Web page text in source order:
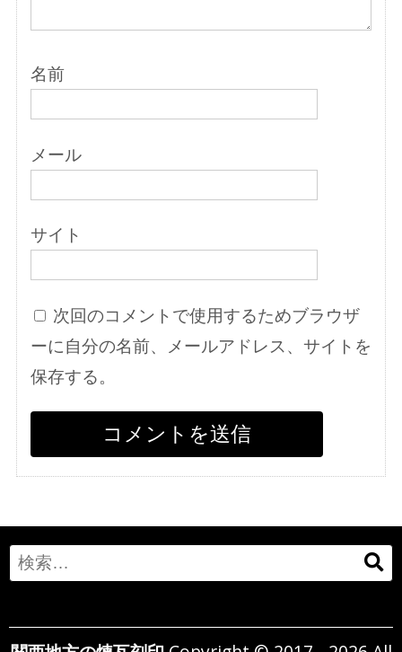
名前
メール
サイト
次回のコメントで使用するためブラウザ
ーに自分の名前、メールアドレス、サイトを
保存する。
Search
for: